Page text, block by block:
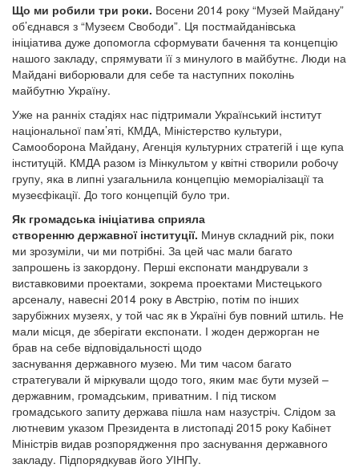
Що ми робили три роки. Восени 2014 року “Музей Майдану”
об’єднався з “Музеєм Свободи”. Ця постмайданівська
ініціатива дуже допомогла сформувати бачення та концепцію
нашого закладу, спрямувати її з минулого в майбутнє. Люди на
Майдані виборювали для себе та наступних поколінь
майбутню Україну.
Уже на ранніх стадіях нас підтримали Український інститут
національної пам’яті, КМДА, Міністерство культури,
Самооборона Майдану, Агенція культурних стратегій і ще купа
інституцій. КМДА разом із Мінкультом у квітні створили робочу
групу, яка в липні узагальнила концепцію меморіалізації та
музеєфікації. До того концепцій було три.
Як громадська ініціатива сприяла
створенню державної інституції. Минув складний рік, поки
ми зрозуміли, чи ми потрібні. За цей час мали багато
запрошень із закордону. Перші експонати мандрували з
виставковими проектами, зокрема проектами Мистецького
арсеналу, навесні 2014 року в Австрію, потім по інших
зарубіжних музеях, у той час як в Україні був повний штиль. Не
мали місця, де зберігати експонати. І жоден держорган не
брав на себе відповідальності щодо
заснування державного музею. Ми тим часом багато
стратегували й міркували щодо того, яким має бути музей –
державним, громадським, приватним. І під тиском
громадського запиту держава пішла нам назустріч. Слідом за
лютневим указом Президента в листопаді 2015 року Кабінет
Міністрів видав розпорядження про заснування державного
закладу. Підпорядкував його УІНПу.